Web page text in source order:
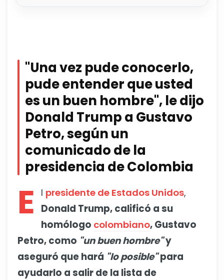
"Una vez pude conocerlo,
pude entender que usted
es un buen hombre", le dijo
Donald Trump a Gustavo
Petro, según un
comunicado de la
presidencia de Colombia
E l presidente de Estados Unidos,
Donald Trump, calificó a su
homólogo colombiano, Gustavo
Petro, como "un buen hombre"y
aseguró que hará "lo posible"para
ayudarlo a salir de la lista de